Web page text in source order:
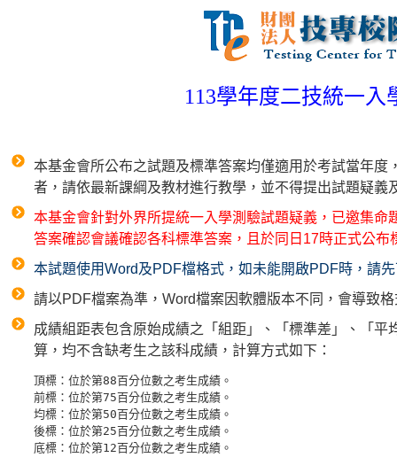
113學年度二技統一
本基金會所公布之試題及標準答案均僅適用於考試當年
者，請依最新課綱及教材進行教學，並不得提出試題疑義
本基金會針對外界所提統一入學測驗試題疑義，已邀集
答案確認會議確認各科標準答案，且於同日17時正式公布
本試題使用Word及PDF檔格式，如未能開啟PDF時，請
請以PDF檔案為準，Word檔案因軟體版本不同，會導致
成績組距表包含原始成績之「組距」、「標準差」、「
算，均不含缺考生之該科成績，計算方式如下：
頂標：位於第88百分位數之考生成績。
前標：位於第75百分位數之考生成績。
均標：位於第50百分位數之考生成績。
後標：位於第25百分位數之考生成績。